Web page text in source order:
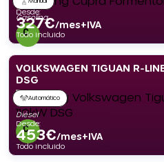
Gasolina
Desde:
327€/mes+IVA
Todo incluido
VOLKSWAGEN TIGUAN R-
DSG
Automático
Diésel
Desde:
453€/mes+IVA
Todo incluido